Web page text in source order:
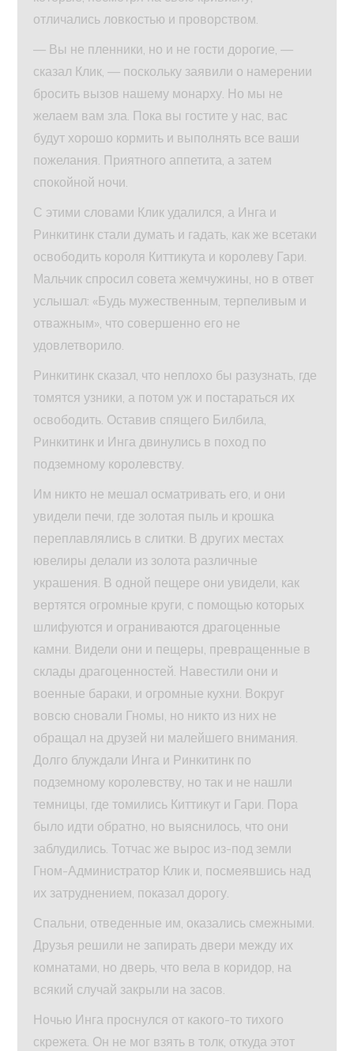
отличались ловкостью и проворством.
— Вы не пленники, но и не гости дорогие, —
сказал Клик, — поскольку заявили о намерении
бросить вызов нашему монарху. Но мы не
желаем вам зла. Пока вы гостите у нас, вас
будут хорошо кормить и выполнять все ваши
пожелания. Приятного аппетита, а затем
спокойной ночи.
С этими словами Клик удалился, а Инга и
Ринкитинк стали думать и гадать, как же всетаки
освободить короля Киттикута и королеву Гари.
Мальчик спросил совета жемчужины, но в ответ
услышал: «Будь мужественным, терпеливым и
отважным», что совершенно его не
удовлетворило.
Ринкитинк сказал, что неплохо бы разузнать, где
томятся узники, а потом уж и постараться их
освободить. Оставив спящего Билбила,
Ринкитинк и Инга двинулись в поход по
подземному королевству.
Им никто не мешал осматривать его, и они
увидели печи, где золотая пыль и крошка
переплавлялись в слитки. В других местах
ювелиры делали из золота различные
украшения. В одной пещере они увидели, как
вертятся огромные круги, с помощью которых
шлифуются и ограниваются драгоценные
камни. Видели они и пещеры, превращенные в
склады драгоценностей. Навестили они и
военные бараки, и огромные кухни. Вокруг
вовсю сновали Гномы, но никто из них не
обращал на друзей ни малейшего внимания.
Долго блуждали Инга и Ринкитинк по
подземному королевству, но так и не нашли
темницы, где томились Киттикут и Гари. Пора
было идти обратно, но выяснилось, что они
заблудились. Тотчас же вырос из-под земли
Гном-Администратор Клик и, посмеявшись над
их затруднением, показал дорогу.
Спальни, отведенные им, оказались смежными.
Друзья решили не запирать двери между их
комнатами, но дверь, что вела в коридор, на
всякий случай закрыли на засов.
Ночью Инга проснулся от какого-то тихого
скрежета. Он не мог взять в толк, откуда этот